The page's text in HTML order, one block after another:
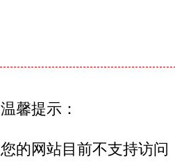
温馨提示：
您的网站目前不支持访